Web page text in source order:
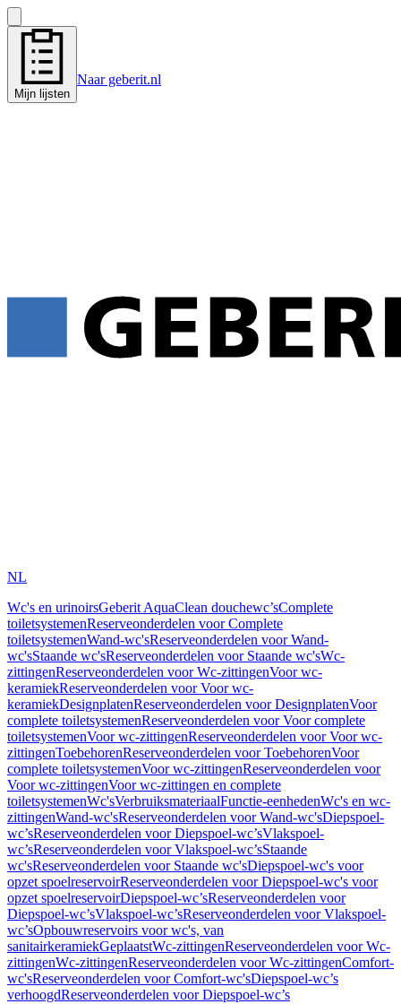
Mijn lijsten
Naar geberit.nl
NL
Wc's en urinoirsGeberit AquaClean douchewc’sComplete
toiletsystemenReserveonderdelen voor Complete
toiletsystemenWand-wc'sReserveonderdelen voor Wand-
wc'sStaande wc'sReserveonderdelen voor Staande wc'sWc-
zittingenReserveonderdelen voor Wc-zittingenVoor wc-
keramiekReserveonderdelen voor Voor wc-
keramiekDesignplatenReserveonderdelen voor DesignplatenVoor
complete toiletsystemenReserveonderdelen voor Voor complete
toiletsystemenVoor wc-zittingenReserveonderdelen voor Voor wc-
zittingenToebehorenReserveonderdelen voor ToebehorenVoor
complete toiletsystemenVoor wc-zittingenReserveonderdelen voor
Voor wc-zittingenVoor wc-zittingen en complete
toiletsystemenWc'sVerbruiksmateriaalFunctie-eenhedenWc's en wc-
zittingenWand-wc'sReserveonderdelen voor Wand-wc'sDiepspoel-
wc’sReserveonderdelen voor Diepspoel-wc’sVlakspoel-
wc’sReserveonderdelen voor Vlakspoel-wc’sStaande
wc'sReserveonderdelen voor Staande wc'sDiepspoel-wc's voor
opzet spoelreservoirReserveonderdelen voor Diepspoel-wc's voor
opzet spoelreservoirDiepspoel-wc’sReserveonderdelen voor
Diepspoel-wc’sVlakspoel-wc’sReserveonderdelen voor Vlakspoel-
wc’sOpbouwreservoirs voor wc's, van
sanitairkeramiekGeplaatstWc-zittingenReserveonderdelen voor Wc-
zittingenWc-zittingenReserveonderdelen voor Wc-zittingenComfort-
wc'sReserveonderdelen voor Comfort-wc'sDiepspoel-wc’s
verhoogdReserveonderdelen voor Diepspoel-wc’s